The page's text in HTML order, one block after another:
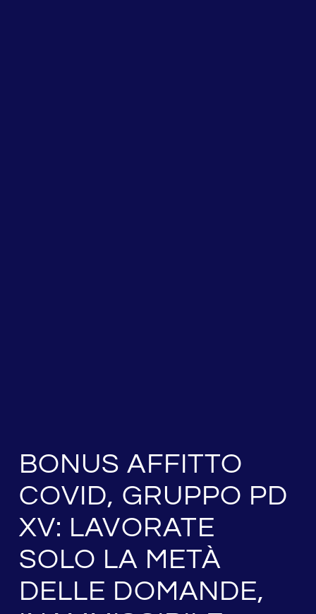
BONUS AFFITTO
COVID, GRUPPO PD
XV: LAVORATE
SOLO LA METÀ
DELLE DOMANDE,